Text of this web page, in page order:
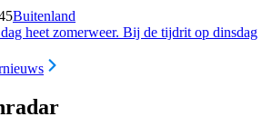
Buitenland
heet zomerweer. Bij de tijdrit op dinsdag